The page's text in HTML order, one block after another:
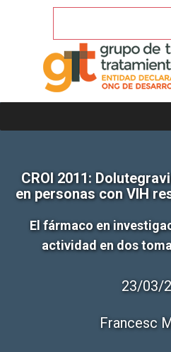
CROI 2011:
en personas con VIH
El fármaco en
actividad en dos
23/03/
Francesc